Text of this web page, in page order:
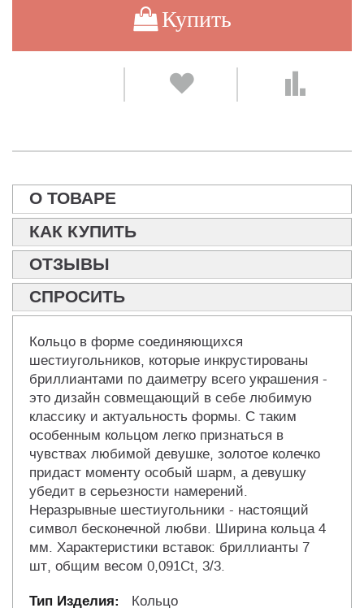
Купить
О ТОВАРЕ
КАК КУПИТЬ
ОТЗЫВЫ
СПРОСИТЬ
Кольцо в форме соединяющихся
шестиугольников, которые инкрустированы
бриллиантами по даиметру всего украшения -
это дизайн совмещающий в себе любимую
классику и актуальность формы. С таким
особенным кольцом легко признаться в
чувствах любимой девушке, золотое колечко
придаст моменту особый шарм, а девушку
убедит в серьезности намерений.
Неразрывные шестиугольники - настоящий
символ бесконечной любви. Ширина кольца 4
мм. Характеристики вставок: бриллианты 7
шт, общим весом 0,091Ct, 3/3.
Кольцо